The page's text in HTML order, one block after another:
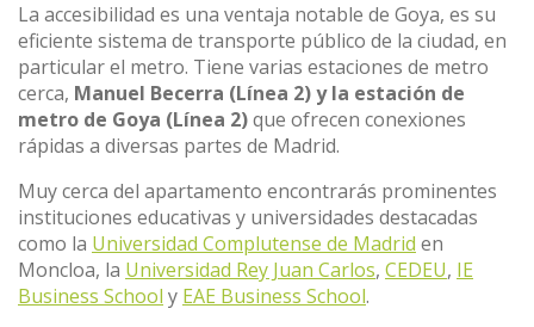
La accesibilidad es una ventaja notable de Goya, es su
eficiente sistema de transporte público de la ciudad, en
particular el metro. Tiene varias estaciones de metro
cerca, Manuel Becerra (Línea 2) y la estación de
metro de Goya (Línea 2)que ofrecen conexiones
rápidas a diversas partes de Madrid.
Muy cerca del apartamento encontrarás prominentes
instituciones educativas y universidades destacadas
como la Universidad Complutense de Madrid en
Moncloa, la Universidad Rey Juan Carlos, CEDEU, IE
Business School y EAE Business School.